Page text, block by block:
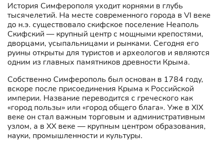
История Симферополя уходит корнями в глубь
тысячелетий. На месте современного города в VI веке
до н.э. существовало скифское поселение Неаполь
Скифский — крупный центр с мощными крепостями,
дворцами, усыпальницами и рынками. Сегодня его
руины открыты для туристов и археологов и являются
одним из главных памятников древности Крыма.
Собственно Симферополь был основан в 1784 году,
вскоре после присоединения Крыма к Российской
империи. Название переводится с греческого как
«город пользы» или «город общего блага». Уже в XIX
веке он стал важным торговым и административным
узлом, а в XX веке — крупным центром образования,
науки, промышленности и культуры.